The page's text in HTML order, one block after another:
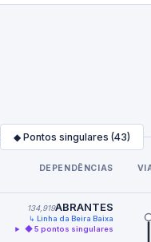
◆ Pontos singulares (43)
DEPENDÊNCIAS
134,919ABRANTES
↳ Linha da Beira Baixa
◆ 5 pontos singulares